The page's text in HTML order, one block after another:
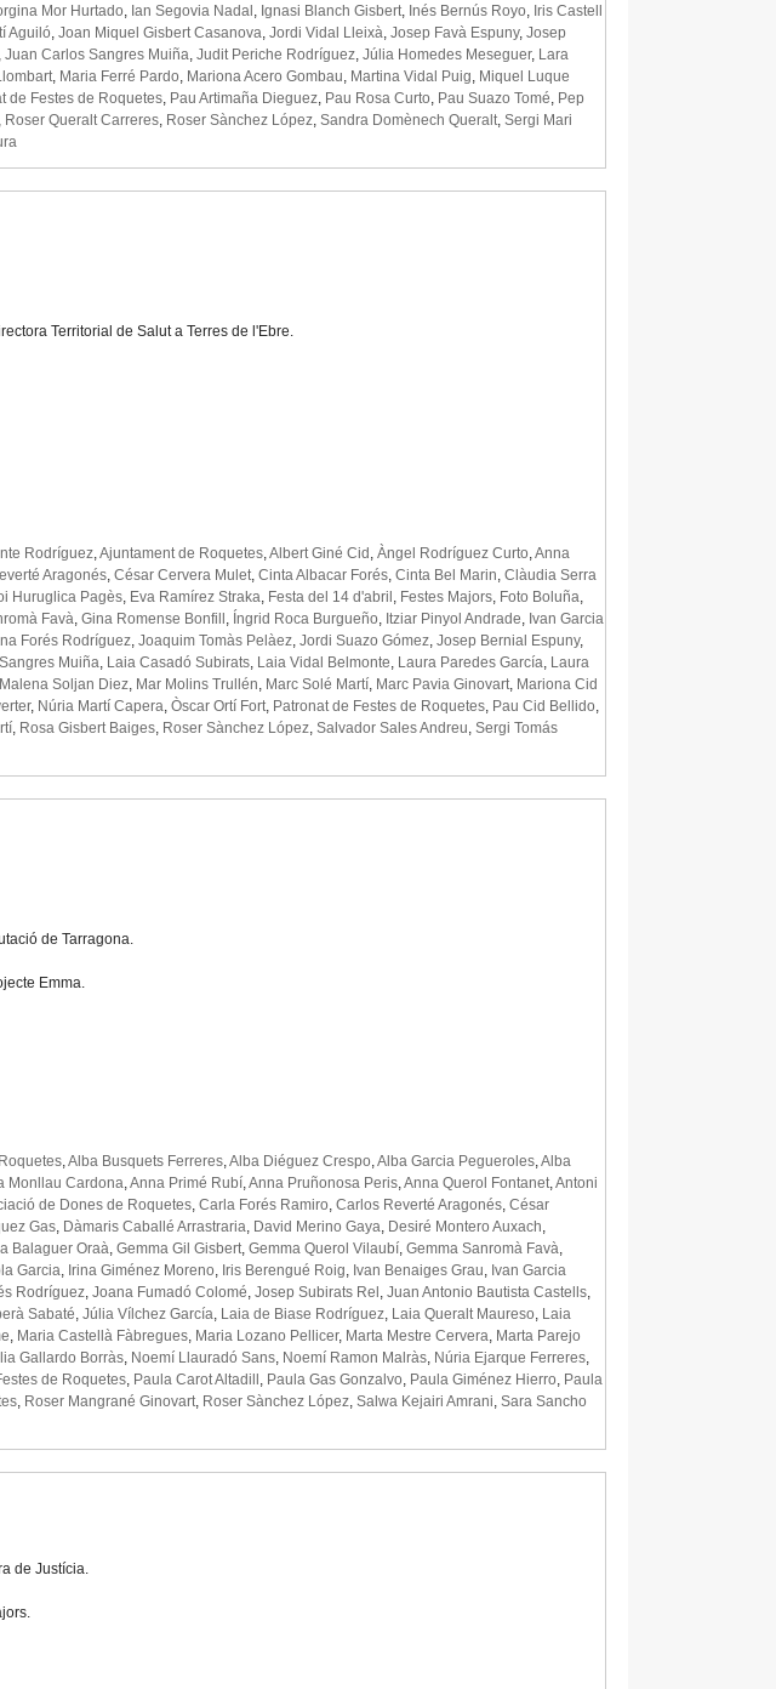
Mor Hurtado, Ian Segovia Nadal , Ignasi Blanch Gisbert, Inés Bernús Royo, Iris Castell
Aguiló, Joan Miquel Gisbert Casanova, Jordi Vidal Lleixà, Josep Favà Espuny, Josep
, Juan Carlos Sangres Muiña, Judit Periche Rodríguez, Júlia Homedes Meseguer, Lara
, Maria Ferré Pardo, Mariona Acero Gombau, Martina Vidal Puig, Miquel Luque
de Festes de Roquetes, Pau Artimaña Dieguez, Pau Rosa Curto, Pau Suazo Tomé, Pep
, Roser Queralt Carreres, Roser Sànchez López, Sandra Domènech Queralt, Sergi Mari
Territorial de Salut a Terres de l'Ebre.
Rodríguez,Ajuntament de Roquetes,Albert Giné Cid , Àngel Rodríguez Curto,Anna
Aragonés, César Cervera Mulet, Cinta Albacar Forés, Cinta Bel Marin, Clàudia Serra
Huruglica Pagès, Eva Ramírez Straka, Festa del 14 d'abril , Festes Majors, Foto Boluña,
Favà, Gina Romense Bonfill , Íngrid Roca Burgueño, Itziar Pinyol Andrade, Ivan Garcia
Forés Rodríguez, Joaquim Tomàs Pelàez, Jordi Suazo Gómez, Josep Bernial Espuny,
Muiña, Laia Casadó Subirats, Laia Vidal Belmonte, Laura Paredes García, Laura
Malena Soljan Diez, Mar Molins Trullén, Marc Solé Martí, Marc Pavia Ginovart, Mariona Cid
, Núria Martí Capera, Òscar Ortí Fort, Patronat de Festes de Roquetes, Pau Cid Bellido,
, Rosa Gisbert Baiges, Roser Sànchez López, Salvador Sales Andreu, Sergi Tomás
de Tarragona.
Emma.
,Alba Busquets Ferreres,Alba Diéguez Crespo,Alba Garcia Pegueroles,Alba
Monllau Cardona,Anna Primé Rubí,Anna Pruñonosa Peris,Anna Querol Fontanet,Antoni
de Dones de Roquetes, Carla Forés Ramiro, Carlos Reverté Aragonés, César
Gas, Dàmaris Caballé Arrastraria, David Merino Gaya, Desiré Montero Auxach,
Balaguer Oraà, Gemma Gil Gisbert, Gemma Querol Vilaubí, Gemma Sanromà Favà,
Garcia, Irina Giménez Moreno, Iris Berengué Roig, Ivan Benaiges Grau, Ivan Garcia
Rodríguez, Joana Fumadó Colomé, Josep Subirats Rel , Juan Antonio Bautista Castells,
Sabaté, Júlia Vílchez García, Laia de Biase Rodríguez, Laia Queralt Maureso, Laia
, Maria Castellà Fàbregues, Maria Lozano Pellicer, Marta Mestre Cervera, Marta Parejo
Gallardo Borràs, Noemí Llauradó Sans, Noemí Ramon Malràs, Núria Ejarque Ferreres,
de Roquetes, Paula Carot Altadill , Paula Gas Gonzalvo, Paula Giménez Hierro, Paula
, Roser Mangrané Ginovart, Roser Sànchez López, Salwa Kejairi Amrani, Sara Sancho
de Justícia.